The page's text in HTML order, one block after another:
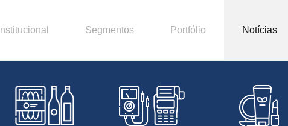
Institucional Segmentos Portfólio Notícias